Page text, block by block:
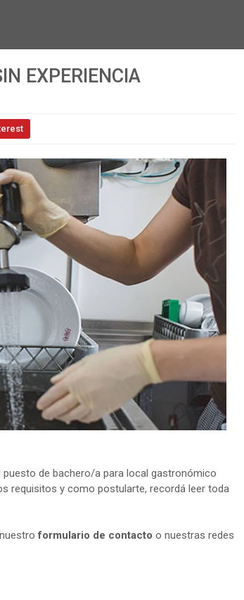
EXPERIENCIA
de bachero/a para local gastronómico
requisitos y como postularte, recordá leer toda
nuestroformulario de contacto o nuestras redes